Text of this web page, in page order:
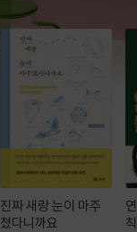
진짜 새랑 눈이 마주
쳤다니까요
칙